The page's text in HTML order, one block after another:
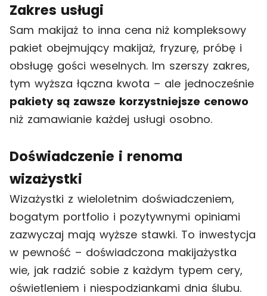
Zakres usługi
Sam makijaż to inna cena niż kompleksowy
pakiet obejmujący makijaż, fryzurę, próbę i
obsługę gości weselnych. Im szerszy zakres,
tym wyższa łączna kwota – ale jednocześnie
pakiety są zawsze korzystniejsze cenowo
niż zamawianie każdej usługi osobno.
Doświadczenie i renoma
wizażystki
Wizażystki z wieloletnim doświadczeniem,
bogatym portfolio i pozytywnymi opiniami
zazwyczaj mają wyższe stawki. To inwestycja
w pewność – doświadczona makijażystka
wie, jak radzić sobie z każdym typem cery,
oświetleniem i niespodziankami dnia ślubu.